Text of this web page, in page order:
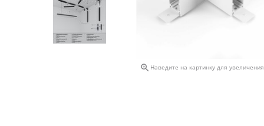
 Наведите на картинку для увеличения